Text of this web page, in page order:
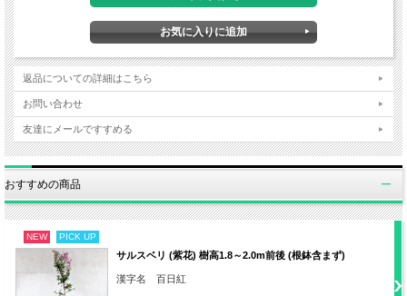
6～7月
葉色
白花・白実・緑葉・紅葉あり
植え付け 11～2月、3月
日照 半日陰～日なた（西日が当たらない）
用土
・赤玉土6：腐葉土4
・適度に湿度がある肥沃な土壌
返品についての詳細はこちら
お問い合わせ
友達にメールですすめる
おすすめの商品
NEW PICK UP
サルスベリ (紫花) 樹高1.8～2.0m前後 (根鉢含まず)
漢字名 百日紅